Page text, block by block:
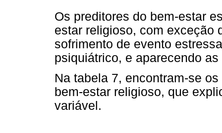
Os preditores do bem-estar
estar religioso, com exceção
sofrimento de evento
psiquiátrico, e aparecendo
Na tabela 7, encontram-se
bem-estar religioso, que
variável.